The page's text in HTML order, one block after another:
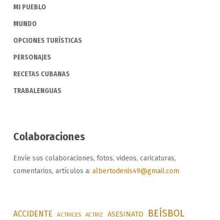
MI PUEBLO
MUNDO
OPCIONES TURÍSTICAS
PERSONAJES
RECETAS CUBANAS
TRABALENGUAS
Colaboraciones
Envíe sus colaboraciones, fotos, videos, caricaturas,
comentarios, artículos a: albertodenis49@gmail.com
ACCIDENTE ACTRICES ACTRIZ ASESINATO BEÍSBOL